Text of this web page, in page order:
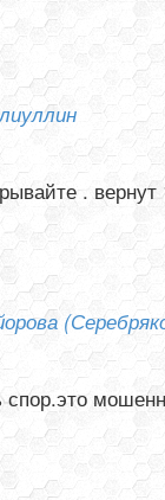
. вернут
спор.это